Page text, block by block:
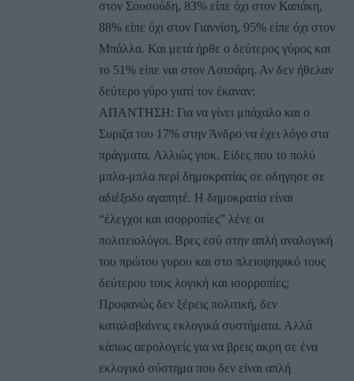
στον Σουσούδη, 83% είπε όχι στον Καπάκη,
88% είπε όχι στον Γιαννίση, 95% είπε όχι στον
Μπάλλα. Και μετά ήρθε ο δεύτερος γύρος και
το 51% είπε ναι στον Λοτσάρη. Αν δεν ήθελαν
δεύτερο γύρο γιατί τον έκαναν;
ΑΠΑΝΤΗΣΗ: Για να γίνει μπάχαλο και ο
Συριζα του 17% στην Άνδρο να έχει λόγο στα
πράγματα. Αλλιώς γιοκ. Είδες που το πολύ
μπλα-μπλα περί δημοκρατίας σε οδηγησε σε
αδιέξοδο αγαπητέ. Η δημοκρατία είναι
“έλεγχοι και ισορροπίες” λένε οι
πολιτειολόγοι. Βρες εσύ στην απλή αναλογική
του πρώτου γυρου και στο πλειοψηφικό τους
δεύτερου τους λογική και ισορροπίες;
Προφανώς δεν ξέρεις πολιτική, δεν
καταλαβαίνεις εκλογικά συστήματα. Αλλά
κάπως αερολογείς για να βρεις ακρη σε ένα
εκλογικό σύστημα που δεν είναι απλή